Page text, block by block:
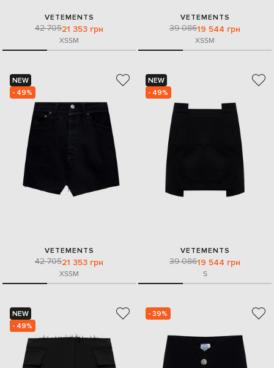
VETEMENTS
42 70521 353 грн
XSSM
VETEMENTS
39 08619 544 грн
XSSM
NEW
- 49%
VETEMENTS
42 70521 353 грн
XSSM
NEW
- 49%
VETEMENTS
39 08619 544 грн
S
NEW
- 49%
- 39%